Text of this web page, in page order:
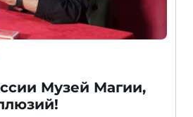
Музей Магии,